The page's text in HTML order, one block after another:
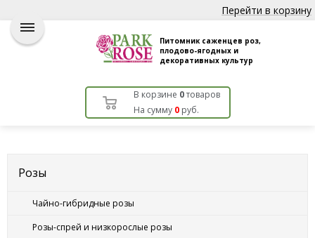
Перейти в корзину
Питомник саженцев роз,
плодово-ягодных и
декоративных культур
В корзине 0товаров
На сумму 0руб.
Розы
Чайно-гибридные розы
Розы-спрей и низкорослые розы